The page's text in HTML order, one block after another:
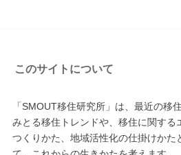
このサイトについて
「SMOUT移住研究所」は、最近の移
みとる移住トレンドや、移住に関する
つくりかた、地域活性化の仕掛けかた